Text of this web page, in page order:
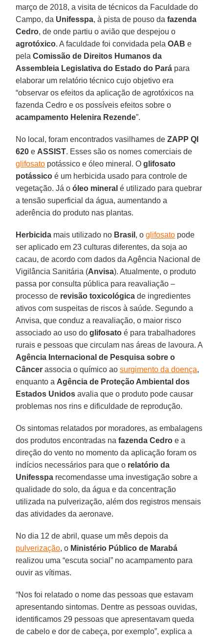
março de 2018, a visita de técnicos da Faculdade do
Campo, da Unifesspa, à pista de pouso dafazenda
Cedro, de onde partiu o avião que despejou o
agrotóxico. A faculdade foi convidada pelaOAB e
pelaComissão de Direitos Humanos da
Assembleia Legislativa do Estado do Pará para
elaborar um relatório técnico cujo objetivo era
“observar os efeitos da aplicação de agrotóxicos na
fazenda Cedro e os possíveis efeitos sobre o
acampamento Helenira Rezende”.
No local, foram encontrados vasilhames deZAPP QI
620 e ASSIST. Esses são os nomes comerciais de
glifosato potássico e óleo mineral. Oglifosato
potássico é um herbicida usado para controle de
vegetação. Já oóleo mineral é utilizado para quebrar
a tensão superficial da água, aumentando a
aderência do produto nas plantas.
Herbicida mais utilizado no Brasil , oglifosato pode
ser aplicado em 23 culturas diferentes, da soja ao
cacau, de acordo com dados da Agência Nacional de
Vigilância Sanitária (Anvisa). Atualmente, o produto
passa por consulta pública para reavaliação –
processo de revisão toxicológica de ingredientes
ativos com suspeitas de riscos à saúde. Segundo a
Anvisa, que conduz a reavaliação, o maior risco
associado ao uso doglifosato é para trabalhadores
rurais e pessoas que circulam nas áreas de lavoura. A
Agência Internacional de Pesquisa sobre o
Câncer associa o químico aosurgimento da doença,
enquanto a Agência de Proteção Ambiental dos
Estados Unidos avalia que o produto pode causar
problemas nos rins e dificuldade de reprodução.
Os sintomas relatados por moradores, as embalagens
dos produtos encontradas nafazenda Cedro e a
direção do vento no momento da aplicação foram os
indícios necessários para que o relatório da
Unifesspa recomendasse uma investigação sobre a
qualidade do solo, da água e da concentração
utilizada na pulverização, além dos registros mensais
das atividades da aeronave.
No dia 12 de abril, quase um mês depois da
pulverização, o Ministério Público de Marabá
realizou uma “escuta social” no acampamento para
ouvir as vítimas.
“Nos foi relatado o nome das pessoas que estavam
apresentando sintomas. Dentre as pessoas ouvidas,
identificamos 29 pessoas que apresentavam queda
de cabelo e dor de cabeça, por exemplo”, explica a